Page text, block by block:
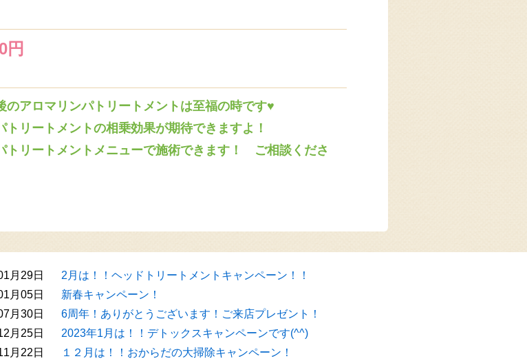
円
アロマリンパトリートメントは至福の時です♥
リートメントの相乗効果が期待できますよ！
トリートメントメニューで施術できます！ ご相談くださ
月29日
2月は！！ヘッドトリートメントキャンペーン！！
月05日
新春キャンペーン！
月30日
6周年！ありがとうございます！ご来店プレゼント！
月25日
2023年1月は！！デトックスキャンペーンです(^^)
月22日
１２月は！！おからだの大掃除キャンペーン！